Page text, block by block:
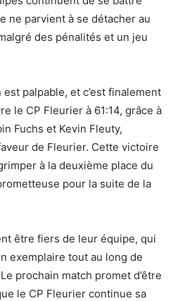
ne parvient à se détacher au
des pénalités et un jeu
palpable, et c’est finalement
le CP Fleurier à 61:14, grâce à
Fuchs et Kevin Fleuty,
de Fleurier. Cette victoire
à la deuxième place du
pour la suite de la
être fiers de leur équipe, qui
exemplaire tout au long de
prochain match promet d’être
le CP Fleurier continue sa